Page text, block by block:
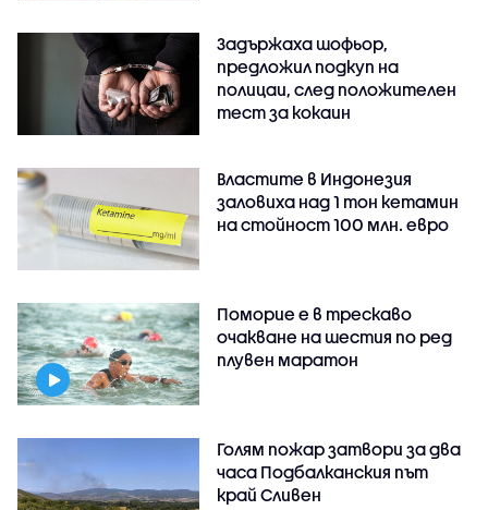
Задържаха шофьор,
предложил подкуп на
полицаи, след положителен
тест за кокаин
Властите в Индонезия
заловиха над 1 тон кетамин
на стойност 100 млн. евро
Поморие е в трескаво
очакване на шестия по ред
плувен маратон
Голям пожар затвори за два
часа Подбалканския път
край Сливен